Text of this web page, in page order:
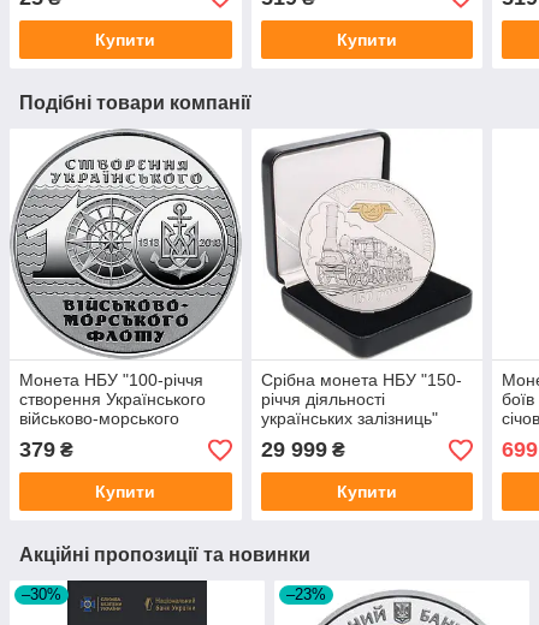
Купити Купити
Подібні товари компанії
Монета НБУ "100-річчя
створення Українського
військово-морського
флоту"
379 ₴
Купити
Срібна монета НБУ "150-
річчя діяльності
українських залізниць"
29 999₴
Купити
боїв
699
Акційні пропозиції та новинки
–30% –23%